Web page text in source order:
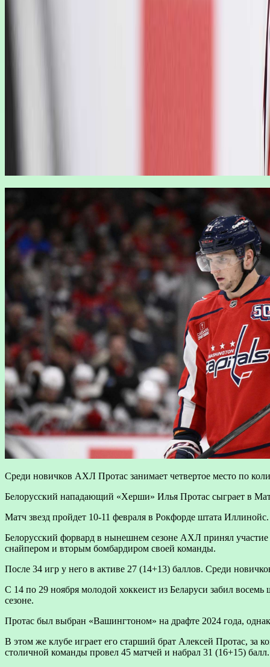
Среди новичков АХЛ Протас занимает четвертое место по
Белорусский нападающий «Херши» Илья Протас сыграет в
Матч звезд пройдет 10-11 февраля в Рокфорде штата Иллинойс.
Белорусский форвард в нынешнем сезоне АХЛ принял
снайпером и вторым бомбардиром своей команды.
После 34 игр у него в активе 27 (14+13) баллов. Среди
С 14 по 29 ноября молодой хоккеист из Беларуси забил
сезоне.
Протас был выбран «Вашингтоном» на драфте 2024 года,
В этом же клубе играет его старший брат Алексей Протас,
столичной команды провел 45 матчей и набрал 31 (16+15)